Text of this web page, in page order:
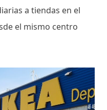
a tiendas en el
el mismo centro